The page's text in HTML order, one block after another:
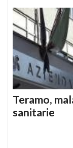
Teramo,
sanitarie